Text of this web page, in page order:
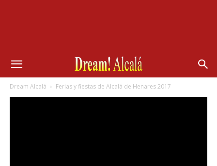
Dream Alcalá Ferias y fiestas de Alcalá de Henares 2017